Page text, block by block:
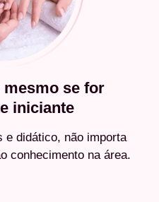
se for
iniciante
e didático, não importa
conhecimento na área.